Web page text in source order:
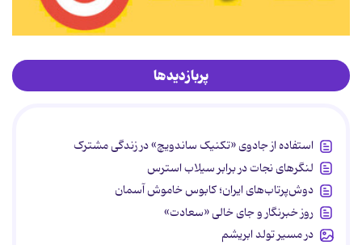
پربازدیدها
استفاده از جادوی «تکنیک ساندویچ» در زندگی مشترک
لنگرهای نجات در برابر سیلاب استرس
دوش‌پرتاب‌های ایران؛ کابوس خاموش آسمان
روز خبرنگار و جای خالی «سعادت»
در مسیر تولد ابریشم